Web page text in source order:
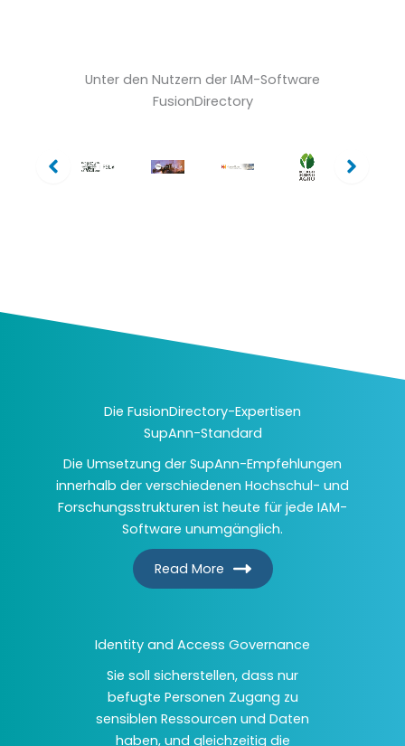
Unter den Nutzern der IAM-Software
FusionDirectory
Die FusionDirectory-Expertisen
SupAnn-Standard
Die Umsetzung der SupAnn-Empfehlungen
innerhalb der verschiedenen Hochschul- und
Forschungsstrukturen ist heute für jede IAM-
Software unumgänglich.
Read More
Identity and Access Governance
Sie soll sicherstellen, dass nur
befugte Personen Zugang zu
sensiblen Ressourcen und Daten
haben, und gleichzeitig die